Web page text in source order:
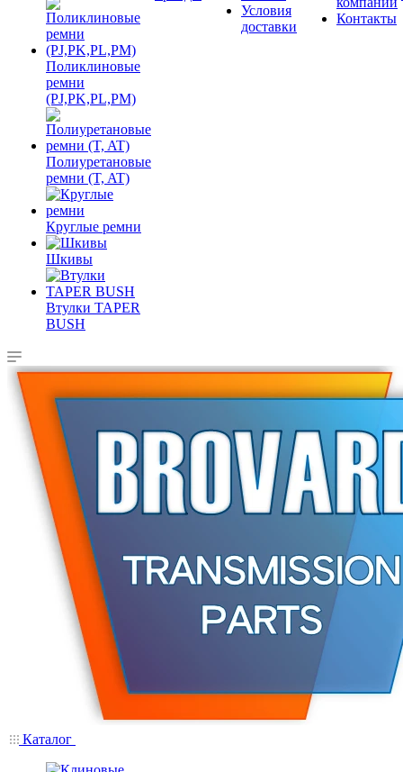
Поликлиновые
ремни
(PJ,PK,PL,PM)
Полиуретановые
ремни (T, AT)
Круглые ремни
Шкивы
Втулки TAPER
BUSH
Условия
доставки
Контакты
Каталог